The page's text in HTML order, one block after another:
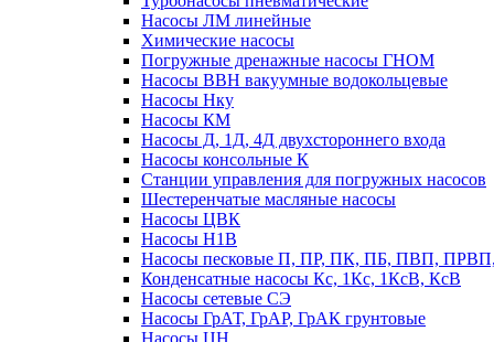
Насосы ЛМ линейные
Химические насосы
Погружные дренажные насосы ГНОМ
Насосы ВВН вакуумные водокольцевые
Насосы Нку
Насосы КМ
Насосы Д, 1Д, 4Д двухстороннего входа
Насосы консольные К
Станции управления для погружных насосов
Шестеренчатые масляные насосы
Насосы ЦВК
Насосы Н1В
Насосы песковые П, ПР, ПК, ПБ, ПВП,
Конденсатные насосы Кс, 1Кс, 1КсВ, КсВ
Насосы сетевые СЭ
Насосы ГрАТ, ГрАР, ГрАК грунтовые
Насосы ЦН